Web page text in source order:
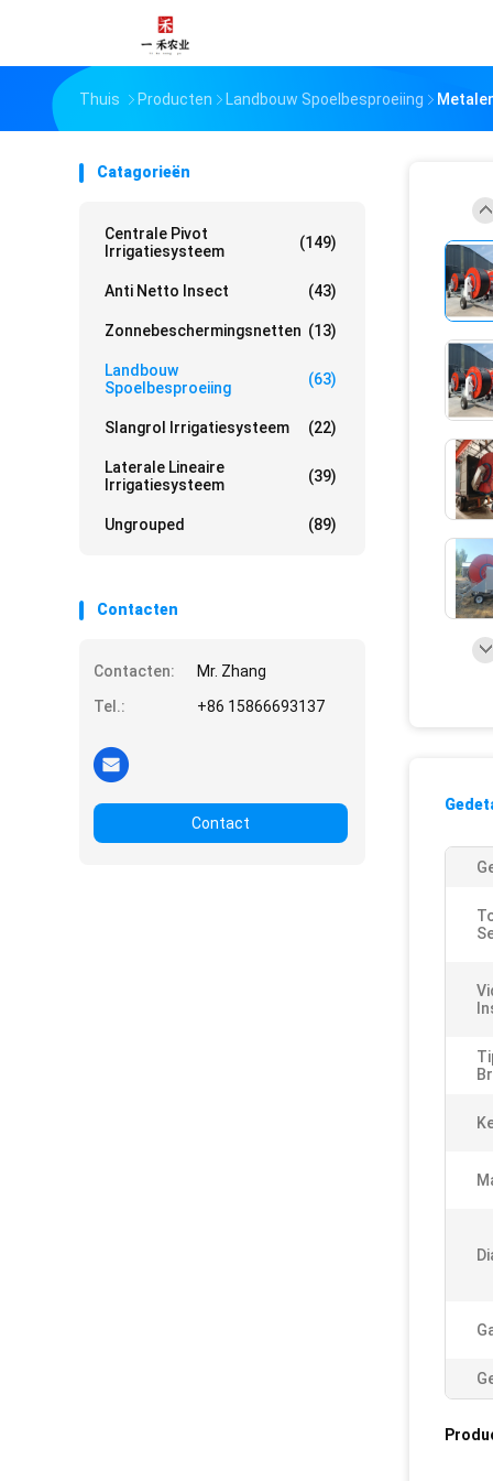
Thuis Producten Landbouw Spoelbesproeiing
Catagorieën
Centrale Pivot
Irrigatiesysteem
(149)
Anti Netto Insect (43)
Zonnebeschermingsnetten (13)
Landbouw
Spoelbesproeiing
(63)
Slangrol Irrigatiesysteem (22)
Laterale Lineaire
Irrigatiesysteem
(39)
Ungrouped (89)
Contacten
Contacten:
Mr. Zhang
Tel.:
+86 15866693137
Contact